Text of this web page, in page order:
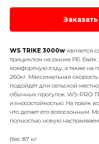
WS TRIKE 3000w является
трициклом на рынке РБ. Байк
комфортную езду, а также на
260кг. Максимальная
подойдёт для сельской
обычных прогулок. WS-PRO
износостойкостью. На трайк
что делает его всесезонным.
полностью новую
Вес: 87 кг